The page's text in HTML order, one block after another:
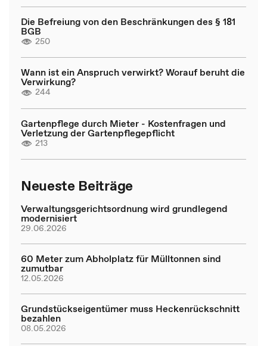
Die Befreiung von den Beschränkungen des § 181
BGB
250
Wann ist ein Anspruch verwirkt? Worauf beruht die
Verwirkung?
244
Gartenpflege durch Mieter - Kostenfragen und
Verletzung der Gartenpflegepflicht
213
Neueste Beiträge
Verwaltungsgerichtsordnung wird grundlegend
modernisiert
29.06.2026
60 Meter zum Abholplatz für Mülltonnen sind
zumutbar
12.05.2026
Grundstückseigentümer muss Heckenrückschnitt
bezahlen
08.05.2026